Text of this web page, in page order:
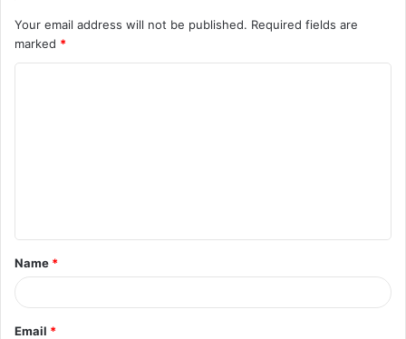
Your email address will not be published. Required fields are
marked *
Name *
Email *